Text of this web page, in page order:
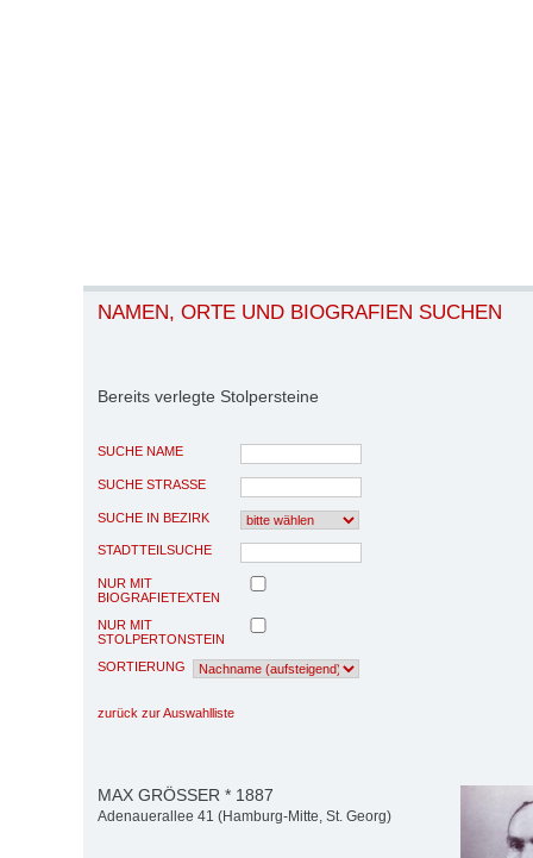
NAMEN, ORTE UND BIOGRAFIEN SUCHEN
Bereits verlegte Stolpersteine
SUCHE NAME
SUCHE STRASSE
SUCHE IN BEZIRK
STADTTEILSUCHE
NUR MIT
BIOGRAFIETEXTEN
NUR MIT
STOLPERTONSTEIN
SORTIERUNG
zurück zur Auswahlliste
MAX GRÖSSER * 1887
Adenauerallee 41 (Hamburg-Mitte, St. Georg)